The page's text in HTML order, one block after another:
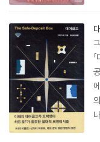
수식어에 고개가 끄덕여지
꽃초’, 그 후 다른 인물의
비밀을 그려낸 ‘초속5센
잔하게 담아내며 사계절
등 모든 것이 국내 관객
니아 양산에 결정적 계기
[AWARD]
아시아태평양영화제 최
치아 플라치나 그랑프리